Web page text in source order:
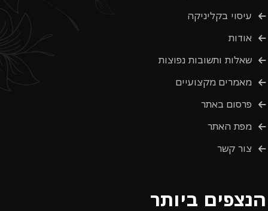
עיסוי בקליניקה
אודות
שאלות ותשובות נפוצות
מאמרים מקצועיים
פרסום באתר
מפת האתר
צור קשר
הנצפים ביותר